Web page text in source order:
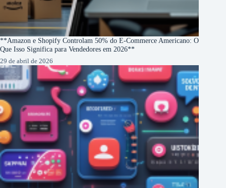
**Amazon e Shopify Controlam 50% do E-Commerce Americano: O
Que Isso Significa para Vendedores em 2026**
29 de abril de 2026